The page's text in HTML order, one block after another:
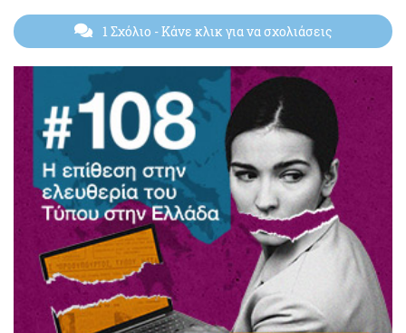
1 Σχόλιο - Κάνε κλικ για να σχολιάσεις